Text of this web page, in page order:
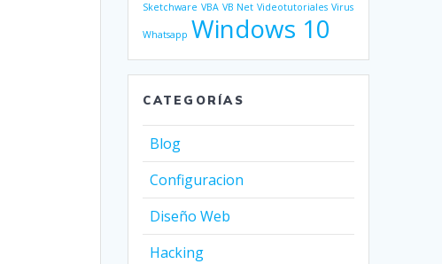
Sketchware VBA VB Net Videotutoriales Virus
Whatsapp Windows 10
CATEGORÍAS
Blog
Configuracion
Diseño Web
Hacking